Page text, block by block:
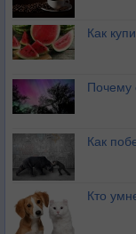
Как
Почему
Как
Кто